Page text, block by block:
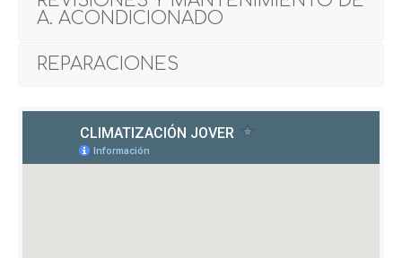
A. ACONDICIONADO
REPARACIONES